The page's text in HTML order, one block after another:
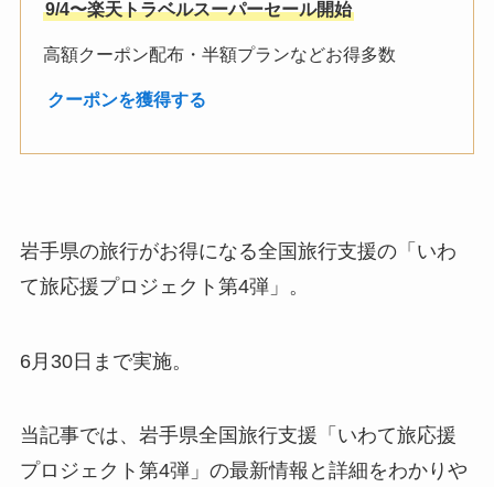
9/4〜楽天トラベルスーパーセール開始
高額クーポン配布・半額プランなどお得多数
クーポンを獲得する
岩手県の旅行がお得になる全国旅行支援の「いわ
て旅応援プロジェクト第4弾」。
6月30日まで実施。
当記事では、岩手県全国旅行支援「いわて旅応援
プロジェクト第4弾」の最新情報と詳細をわかりや